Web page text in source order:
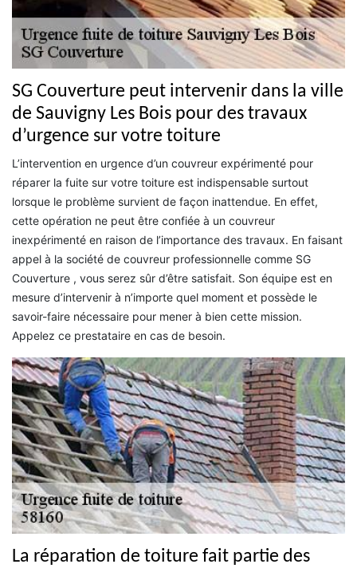
SG Couverture peut intervenir dans la ville
de Sauvigny Les Bois pour des travaux
d’urgence sur votre toiture
L’intervention en urgence d’un couvreur expérimenté pour
réparer la fuite sur votre toiture est indispensable surtout
lorsque le problème survient de façon inattendue. En effet,
cette opération ne peut être confiée à un couvreur
inexpérimenté en raison de l’importance des travaux. En faisant
appel à la société de couvreur professionnelle comme SG
Couverture , vous serez sûr d’être satisfait. Son équipe est en
mesure d’intervenir à n’importe quel moment et possède le
savoir-faire nécessaire pour mener à bien cette mission.
Appelez ce prestataire en cas de besoin.
La réparation de toiture fait partie des